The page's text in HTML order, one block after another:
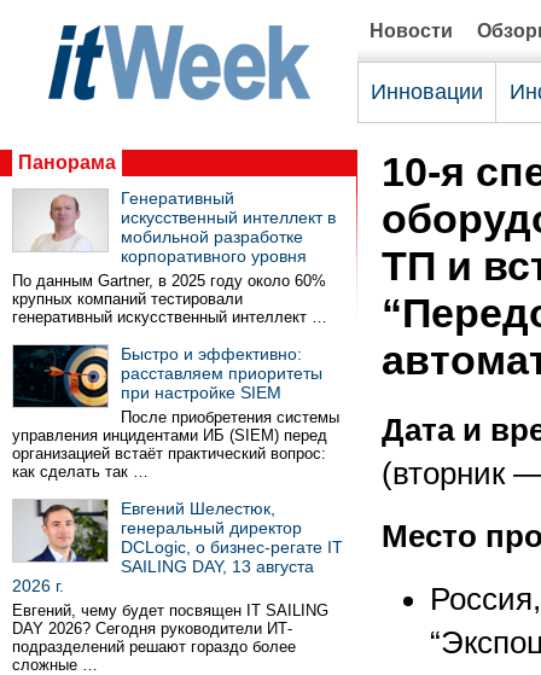
Новости
Инновации
Панорама
Генеративный
искусственный интеллект в
мобильной разработке
корпоративного уровня
По данным Gartner, в 2025 году около 60%
крупных компаний тестировали
генеративный искусственный интеллект …
Быстро и эффективно:
расставляем приоритеты
при настройке SIEM
После приобретения системы
управления инцидентами ИБ (SIEM) перед
организацией встаёт практический вопрос:
как сделать так …
Евгений Шелестюк,
генеральный директор
DCLogic, о бизнес-регате IT
SAILING DAY, 13 августа
2026 г.
Евгений, чему будет посвящен IT SAILING
DAY 2026? Сегодня руководители ИТ-
подразделений решают гораздо более
сложные …
10-я
ТП и
Дата и
(вторник
Место